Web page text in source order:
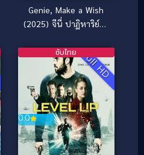
Genie, Make a Wish
(2025) จีนี่ ปาฏิหาริย์รัก
Full HD
0.0
ซับไทย